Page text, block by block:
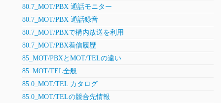
80.7_MOT/PBX 通話モニター
80.7_MOT/PBX 通話録音
80.7_MOT/PBXで構内放送を利用
80.7_MOT/PBX着信履歴
85_MOT/PBXとMOT/TELの違い
85_MOT/TEL全般
85.0_MOT/TEL カタログ
85.0_MOT/TELの競合先情報